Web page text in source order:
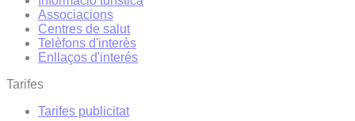
Associacions
Centres de salut
Telèfons d'interès
Enllaços d'interés
Tarifes
Tarifes publicitat